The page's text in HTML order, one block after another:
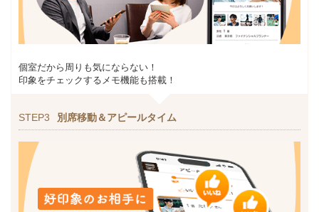
個室だから周りも気にならない！
印象をチェックするメモ機能も搭載！
STEP3 別席移動＆アピールタイム